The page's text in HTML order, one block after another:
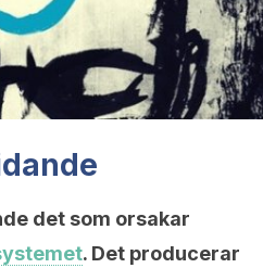
det som orsakar
. Det producerar